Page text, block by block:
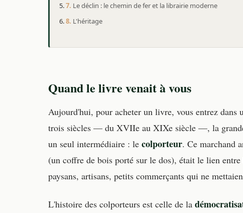
Le déclin : le chemin de fer et la librairie moderne
L'héritage
Quand le livre venait à vous
Aujourd'hui, pour acheter un livre, vous entrez
trois siècles — du XVIIe au XIXe siècle —, la
un seul intermédiaire : le colporteur. Ce marchand
(un coffre de bois porté sur le dos), était le lien
paysans, artisans, petits commerçants qui ne
L'histoire des colporteurs est celle de la